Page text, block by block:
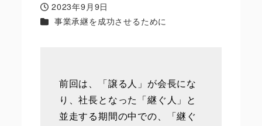
投稿日
2023年9月9日
カテゴリー
事業承継を成功させるために
前回は、「譲る人」が会長にな
り、社長となった「継ぐ人」と
並走する期間の中での、「継ぐ